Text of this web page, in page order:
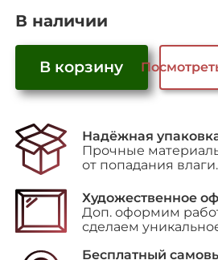
В наличии
Количество
"Margot
(Royal
Tenenbaums)"
Марго
В корзину
Надёжная
Прочные
от попадания влаги.
Художественное
Доп. оформим
сделаем
Бесплатный